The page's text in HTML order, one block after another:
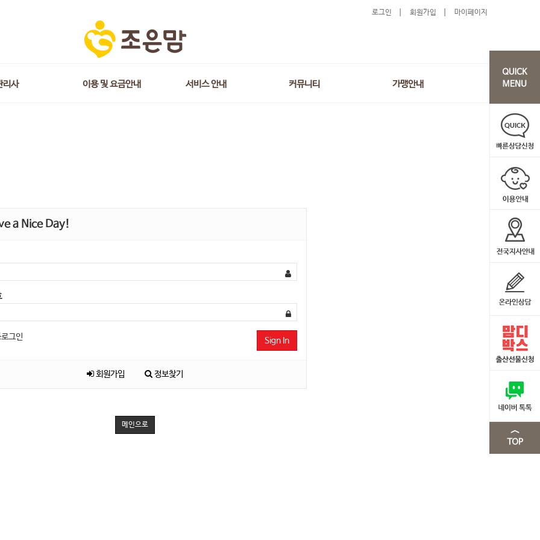
로그인 회원가입 마이페이지
리사 이용 및 요금안내 서비스 안내 커뮤니티 가맹안내
a Nice Day!
그인 Sign In
회원가입 정보찾기
메인으로